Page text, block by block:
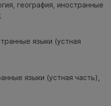
география, иностранные
языки (устная
языки (устная часть),